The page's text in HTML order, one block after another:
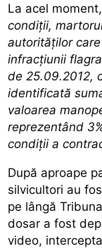
La acel
condiţii,
autorităţilor
infracţiunii
de 25.09.2012,
identificată
valoarea
reprezentând
condiţii a
După aproape
silvicultori au
pe lângă
dosar a fost
video,